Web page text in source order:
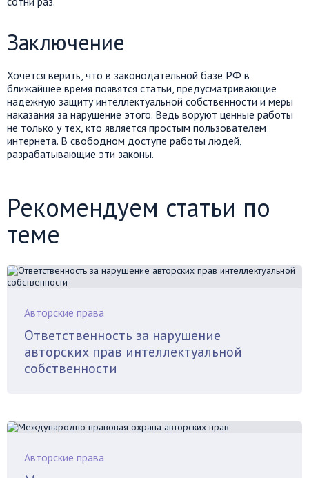
Заключение
Хочется верить, что в законодательной базе РФ в
ближайшее время появятся статьи, предусматривающие
надежную защиту интеллектуальной собственности и меры
наказания за нарушение этого. Ведь воруют ценные работы
не только у тех, кто является простым пользователем
интернета. В свободном доступе работы людей,
разрабатывающие эти законы.
Рекомендуем статьи по
теме
Авторские права
Ответственность за нарушение
авторских прав интеллектуальной
собственности
Авторские права